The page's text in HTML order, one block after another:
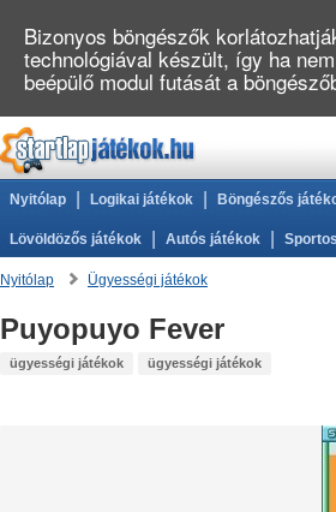
Nyitólap Logikai játékok Böngészős
Lövöldözős játékok Autós játékok
Nyitólap Ügyességi játékok
Puyopuyo Fever
ügyességi játékok ügyességi játékok
Bizonyos böngészők
technológiával készült, így ha
beépülő modul futását a